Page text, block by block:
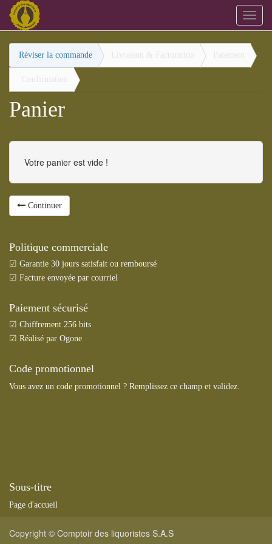
la
Réviser la commande Livraison & Facturation Paiement
Confirmation
Panier
Votre panier est vide !
Continuer
Politique commerciale
☑ Garantie 30 jours satisfait ou remboursé
☑ Facture envoyée par courriel
Paiement sécurisé
☑ Chiffrement 256 bits
☑ Réalisé par Ogone
Code promotionnel
Vous avez un code promotionnel ? Remplissez ce champ et validez.
Sous-titre
Page d'accueil
Copyright © Comptoir des liquoristes S.A.S